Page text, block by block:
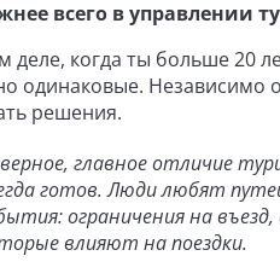
всего в управлении
деле, когда ты больше 20
одинаковые. Независимо
решения.
главное отличие
готов. Люди любят
ограничения на
влияют на поездки.